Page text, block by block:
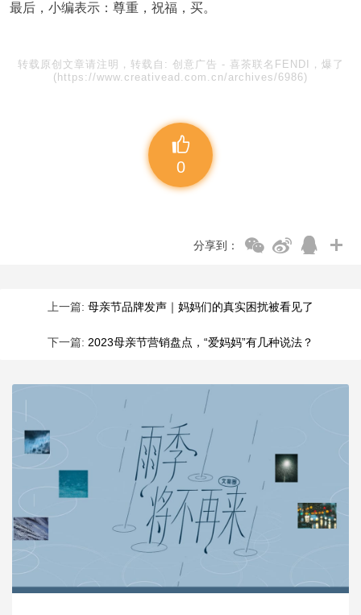
最后，小编表示：尊重，祝福，买。
转载原创文章请注明，转载自: 创意广告 - 喜茶联名FENDI，爆了
(https://www.creativead.com.cn/archives/6986)
0
分享到：
上一篇: 母亲节品牌发声｜妈妈们的真实困扰被看见了
下一篇: 2023母亲节营销盘点，“爱妈妈”有几种说法？